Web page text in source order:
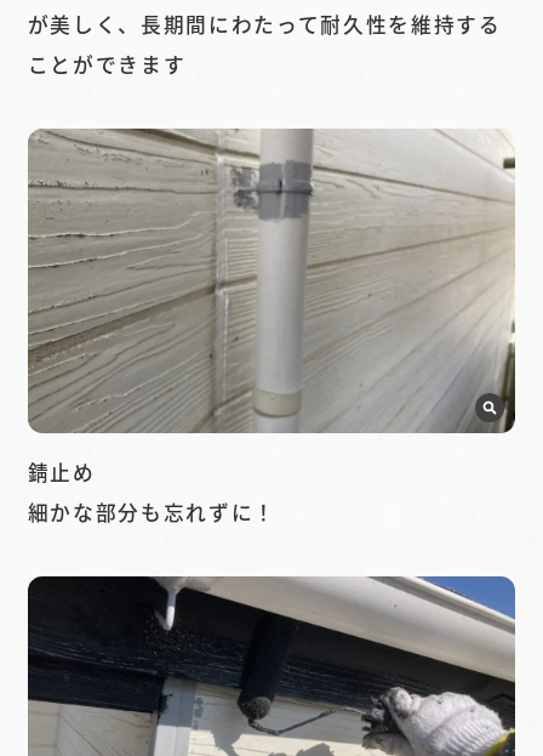
が美しく、長期間にわたって耐久性を維持する
ことができます
錆止め
細かな部分も忘れずに！